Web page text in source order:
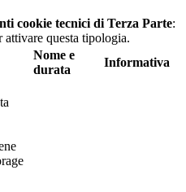
cookie tecnici di Terza Parte:
attivare questa tipologia.
Nome e
durata
Informativa